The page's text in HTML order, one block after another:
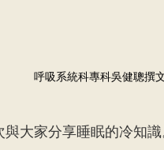
呼吸系統科專科吳健聰撰
大家分享睡眠的冷知識